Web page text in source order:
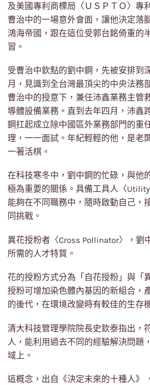
及美國專利商標局〈ＵＳＰＴＯ〉專
曹治中的一場意外會面，讓他決定落
鴻海帝國，跟在這位受郭台銘倚重的
習。
受曹治中欽點的劉中鋼，先被安排到
月，見識到全台灣最頂尖的中央法務
曹治中的授意下，兼任沛鑫業務主管
導體設備業務。直到去年四月，沛鑫
鋼扛起成立除中國區外業務部門的重
理，一一面試。年紀輕輕的他，是老
一著活棋。
在科技寒冬中，劉中鋼的忙碌，與他
極為重要的關係。具備工具人〈
能夠在不同職務中，隨時啟動自己，
同挑戰。
異花授粉者〈Cross Pollinator〉，劉
所需的人才特質。
花的授粉方式分為「自花授粉」與「
授粉可增加染色體內基因的新組合，
的後代，在環境改變時有較佳的生存
清大科技管理學院院長史欽泰指出，
人，能利用過去不同的經驗解決問題
域上。
這概念，出自《決定未來的十種人》